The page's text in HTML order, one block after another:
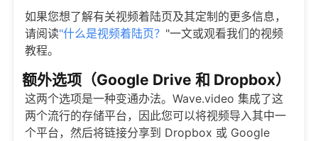
如果您想了解有关视频着陆页及其定制的更多信息，
请阅读"什么是视频着陆页？ "一文或观看我们的视频
教程。
额外选项（Google Drive 和 Dropbox）
这两个选项是一种变通办法。Wave.video 集成了这
两个流行的存储平台，因此您可以将视频导入其中一
个平台，然后将链接分享到 Dropbox 或 Google